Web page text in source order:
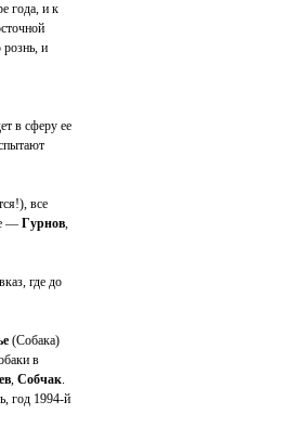
года, и к
и
в сферу ее
все
— Гурнов,
где до
(Собака)
в
, Собчак.
год 1994-й